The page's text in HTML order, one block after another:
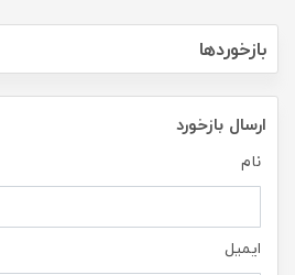
بازخوردها
ارسال بازخورد
نام
ایمیل